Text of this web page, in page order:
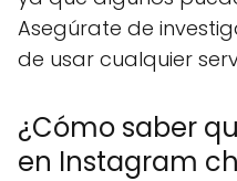
Asegúrate de
de usar cualquier
¿Cómo saber
en Instagram